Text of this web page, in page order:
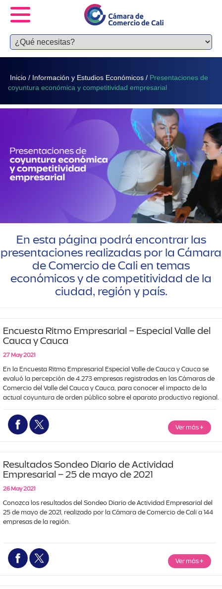
Inicio / Información y Estudios Económicos / Presentaciones de
coyuntura económica y competitividad empresarial
En esta página podrá encontrar las
presentaciones realizadas por la Cámara
de Comercio de Cali en temas
económicos y de competitividad de la
ciudad, región y país.
Encuesta Ritmo Empresarial – Especial Valle del
Cauca y Cauca
27 May 2021
En la Encuesta Ritmo Empresarial Especial Valle de Cauca y Cauca se
evaluó la percepción de 4.273 empresas registradas en las Cámaras de
Comercio del Valle del Cauca y Cauca, para conocer el impacto de la
actual coyuntura de orden público sobre el aparato productivo regional.
Ver más+
Resultados Sondeo Diario de Actividad
Empresarial – 25 de mayo de 2021
26 May 2021
Conozca los resultados del Sondeo Diario de Actividad Empresarial del
25 de mayo de 2021, realizado por la Cámara de Comercio de Cali a 144
empresas de la región.
Ver más+